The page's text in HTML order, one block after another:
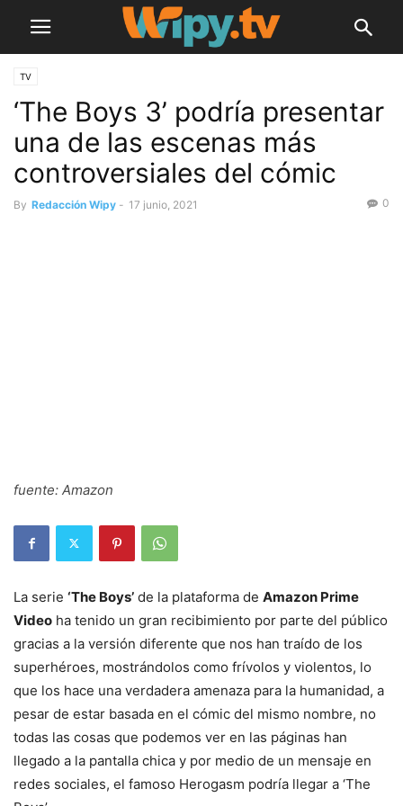
TV
‘The Boys 3’ podría presentar
una de las escenas más
controversiales del cómic
By Redacción Wipy - 17 junio, 2021 0
fuente: Amazon
La serie ‘The Boys’ de la plataforma de Amazon Prime
Video ha tenido un gran recibimiento por parte del público
gracias a la versión diferente que nos han traído de los
superhéroes, mostrándolos como frívolos y violentos, lo
que los hace una verdadera amenaza para la humanidad, a
pesar de estar basada en el cómic del mismo nombre, no
todas las cosas que podemos ver en las páginas han
llegado a la pantalla chica y por medio de un mensaje en
redes sociales, el famoso Herogasm podría llegar a ‘The